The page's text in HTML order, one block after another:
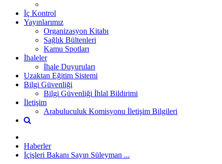
İç Kontrol
Yayınlarımız
Organizasyon Kitabı
Sağlık Bültenleri
Kamu Spotları
İhaleler
İhale Duyuruları
Uzaktan Eğitim Sistemi
Bilgi Güvenliği
Bilgi Güvenliği İhlal Bildirimi
İletişim
Arabuluculuk Komisyonu İletişim Bilgileri
Haberler
İçişleri Bakanı Sayın Süleyman ...